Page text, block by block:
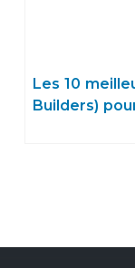
Les 10
Builders)